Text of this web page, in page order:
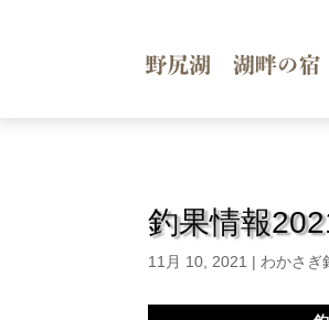
釣果情報
11月 10, 2021 | わかさぎ